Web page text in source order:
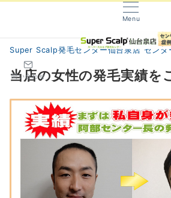
Menu
問い合わせ
Super Scalp発毛センター仙台泉店 センタ
当店の女性の発毛実績を